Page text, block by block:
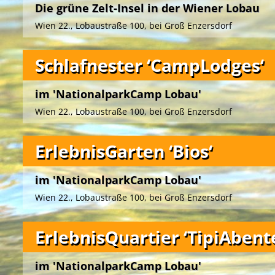
Die grüne Zelt-Insel in der Wiener Lobau
Wien 22., Lobaustraße 100, bei Groß Enzersdorf
Das ‚NationalparkCamp Lobau‘ bietet Ihnen unmittelbar
Nationalparks Donau-Auenein grünes Ambiente
Naturgewässern.
Der gemeinnützige Verein‚UmweltBildungWien – Grüne
ein vielfältiges und attraktives Naturerlebnisprogramm.
Die einladenden Campwiesen mit romantischen
Grillplätzen im Zentrum, rundum die gepflegten
Schlafnester ‘CampLodges‘
im 'NationalparkCamp Lobau'
Wien 22., Lobaustraße 100, bei Groß Enzersdorf
Die künstlerisch gestalteten, mobilen Unterkünfte auf
‚NationalparkCamp Lobau‘in unmittelbarer Nähe des
ErlebnisGarten ‘Bios‘
im 'NationalparkCamp Lobau'
Wien 22., Lobaustraße 100, bei Groß Enzersdorf
ErlebnisQuartier
im 'NationalparkCamp Lobau'